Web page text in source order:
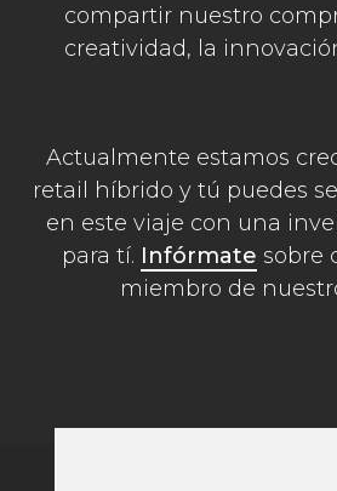
compartir nuestro
creatividad, la
Actualmente estamos
retail híbrido y tú puedes
en este viaje con una
para tí. Infórmate sobre
miembro de